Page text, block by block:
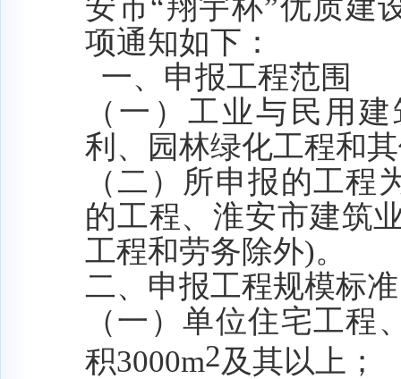
安市“翔宇杯”优质建
项通知如下：
一、申报工程范围
（一）工业与民用
利、园林绿化工程和
（二）所申报的工
的工程、淮安市建筑
工程和劳务除外)。
二、申报工程规模标准
（一）单位住宅工程
积3000m2及其以上；